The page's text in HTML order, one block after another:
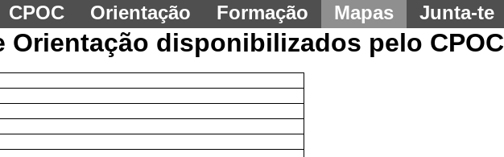
CPOC Orientação Formação Mapas Junta-te
Orientação disponibilizados pelo CPOC